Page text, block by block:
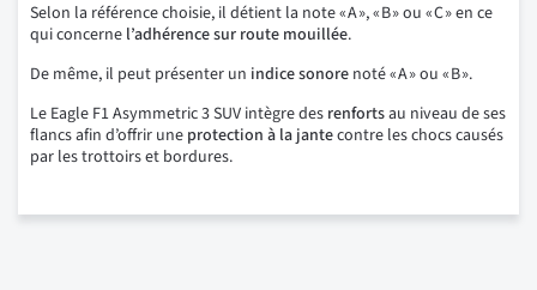
Selon la référence choisie, il détient la note « A », « B » ou « C » en ce
qui concerne l’adhérence sur route mouillée.
De même, il peut présenter un indicesonore noté « A » ou « B ».
Le Eagle F1 Asymmetric 3 SUV intègre des renfortsau niveau de ses
flancs afin d’offrir une protection à la jantecontre les chocs causés
par les trottoirs et bordures.